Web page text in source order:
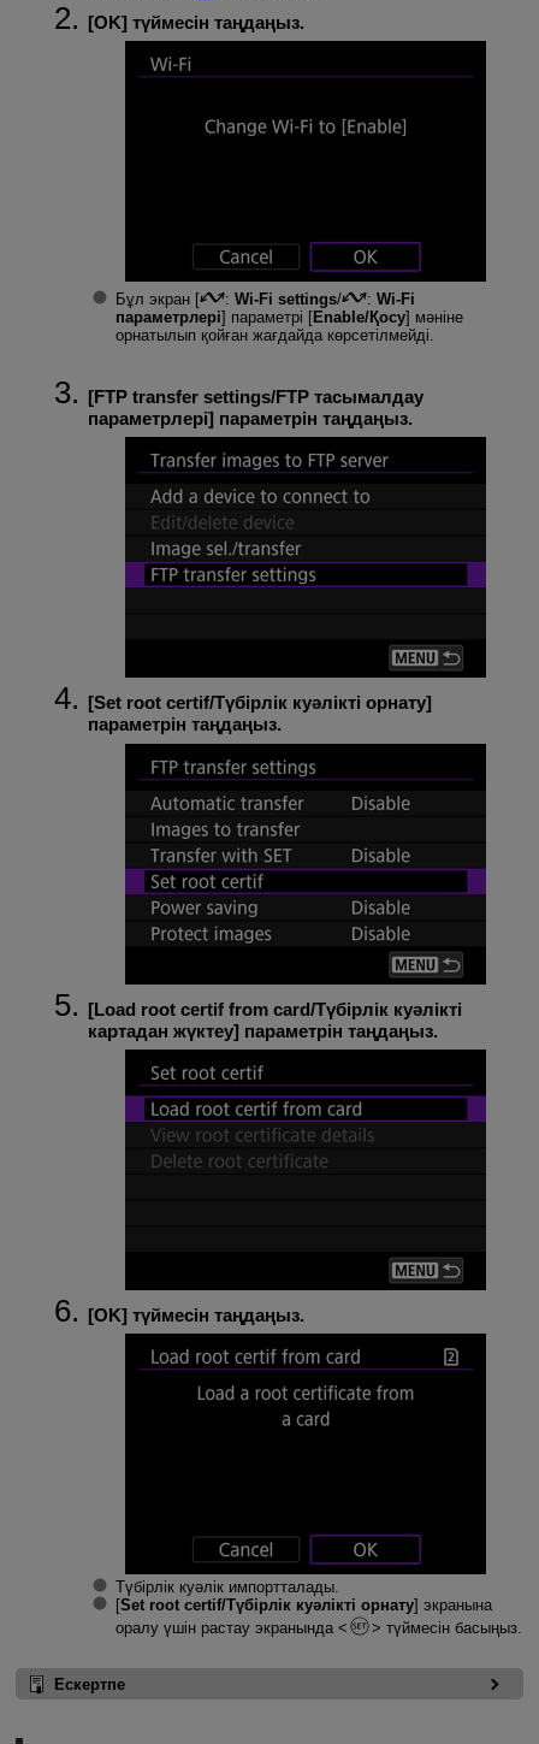
[OK] түймесін таңдаңыз.
Бұл экран [ : Wi-Fi settings/ : Wi-Fi
параметрлері] параметрі [Enable/Қосу] мәніне
орнатылып қойған жағдайда көрсетілмейді.
[FTP transfer settings/FTP тасымалдау
параметрлері] параметрін таңдаңыз.
[Set root certif/Түбірлік куәлікті орнату]
параметрін таңдаңыз.
[Load root certif from card/Түбірлік куәлікті
картадан жүктеу] параметрін таңдаңыз.
[OK] түймесін таңдаңыз.
Түбірлік куәлік импортталады.
[Set root certif/Түбірлік куәлікті орнату] экранына
оралу үшін растау экранында
түймесін басыңыз.
Ескертпе